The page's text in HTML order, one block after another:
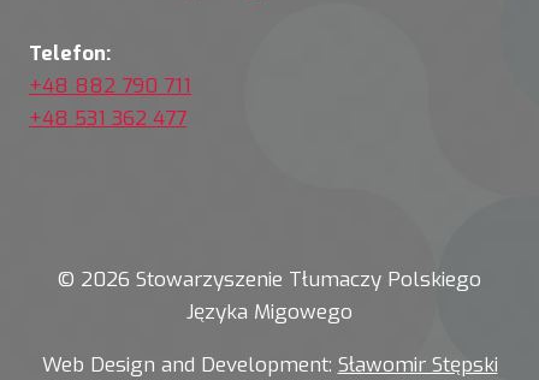
Telefon:
+48 882 790 711
+48 531 362 477
© 2026 Stowarzyszenie Tłumaczy Polskiego
Języka Migowego
Web Design and Development: Sławomir Stępski